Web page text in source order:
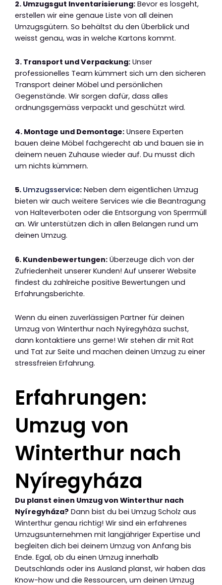
2. Umzugsgut Inventarisierung: Bevor es losgeht,
erstellen wir eine genaue Liste von all deinen
Umzugsgütern. So behältst du den Überblick und
weisst genau, was in welche Kartons kommt.
3. Transport und Verpackung: Unser
professionelles Team kümmert sich um den sicheren
Transport deiner Möbel und persönlichen
Gegenstände. Wir sorgen dafür, dass alles
ordnungsgemäss verpackt und geschützt wird.
4. Montage und Demontage: Unsere Experten
bauen deine Möbel fachgerecht ab und bauen sie in
deinem neuen Zuhause wieder auf. Du musst dich
um nichts kümmern.
5. Umzugsservice: Neben dem eigentlichen Umzug
bieten wir auch weitere Services wie die Beantragung
von Halteverboten oder die Entsorgung von Sperrmüll
an. Wir unterstützen dich in allen Belangen rund um
deinen Umzug.
6. Kundenbewertungen: Überzeuge dich von der
Zufriedenheit unserer Kunden! Auf unserer Website
findest du zahlreiche positive Bewertungen und
Erfahrungsberichte.
Wenn du einen zuverlässigen Partner für deinen
Umzug von Winterthur nach Nyíregyháza suchst,
dann kontaktiere uns gerne! Wir stehen dir mit Rat
und Tat zur Seite und machen deinen Umzug zu einer
stressfreien Erfahrung.
Erfahrungen:
Umzug von
Winterthur nach
Nyíregyháza
Du planst einen Umzug von Winterthur nach
Nyíregyháza? Dann bist du bei Umzug Scholz aus
Winterthur genau richtig! Wir sind ein erfahrenes
Umzugsunternehmen mit langjähriger Expertise und
begleiten dich bei deinem Umzug von Anfang bis
Ende. Egal, ob du einen Umzug innerhalb
Deutschlands oder ins Ausland planst, wir haben das
Know-how und die Ressourcen, um deinen Umzug